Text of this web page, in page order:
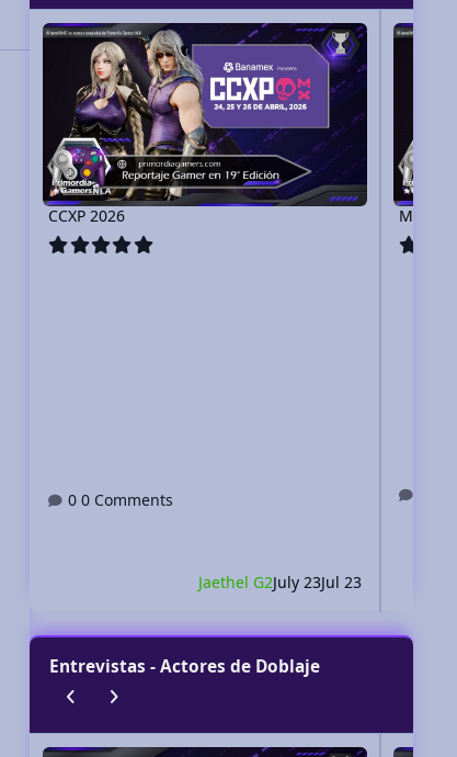
CCXP 2026
CCXP 2026
0 Comments
Jaethel G2July 23Jul 23
Mega XP
Mega
Entrevistas - Actores de Doblaje
Previous carousel slide
Next carousel slide
Javier Olguín - Actor de Doblaje Claudia